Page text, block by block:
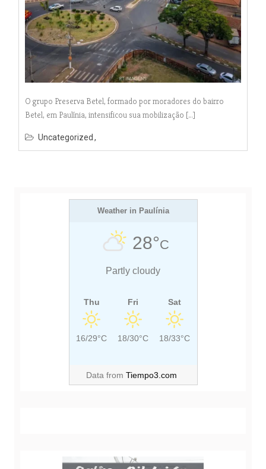
O grupo Preserva Betel, formado por moradores do bairro
Betel, em Paulínia, intensificou sua mobilização […]
Uncategorized
Weather in Paulínia
28°C
Partly cloudy
Thu
16/29°C
Fri
18/30°C
Sat
18/33°C
Data from Tiempo3.com